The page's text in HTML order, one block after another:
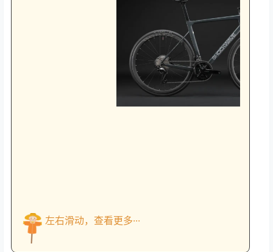
左右滑动，查看更多···